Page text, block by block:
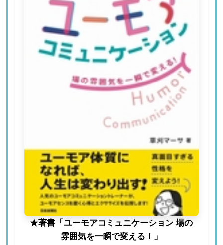
★著書「ユーモアコミュニケーション 場の
雰囲気を一瞬で変える！」